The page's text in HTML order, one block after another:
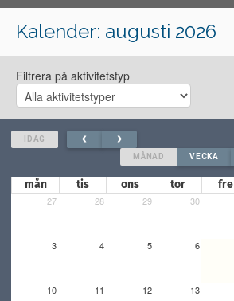
Kalender: augusti 2026
Filtrera på aktivitetstyp
IDAG
MÅNAD
VECKA
mån tis ons tor fre
27 28 29 30
3 4 5 6
10 11 12 13